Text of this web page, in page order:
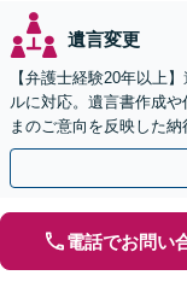
遺言変更
【弁護士経験20年以上
ルに対応。遺言書作成
まのご意向を反映した
無料】【電話相談・web
電話でお問い